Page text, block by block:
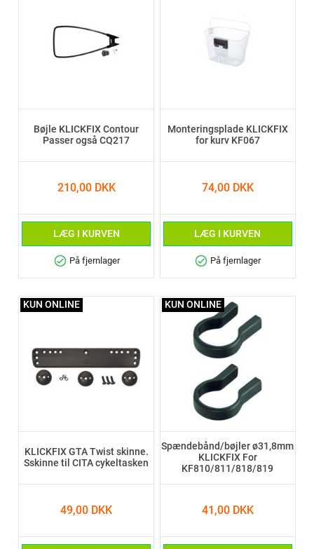
Bøjle KLICKFIX Contour
Passer også CQ217
210,00 DKK
LÆG I KURVEN
check_circle På fjernlager
Monteringsplade KLICKFIX
for kurv KF067
74,00 DKK
LÆG I KURVEN
check_circle På fjernlager
KLICKFIX GTA Twist skinne.
Sskinne til CITA cykeltasken
49,00 DKK
KUN ONLINE
Spændebånd/bøjler ø31,8mm
KLICKFIX For
KF810/811/818/819
41,00 DKK
KUN ONLINE